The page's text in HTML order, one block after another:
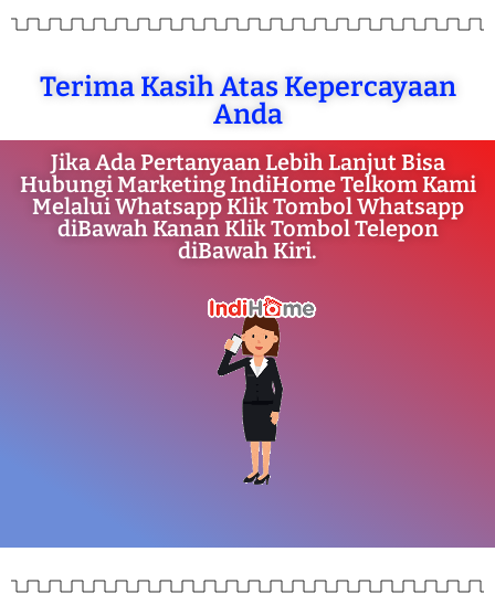
Terima Kasih Atas Kepercayaan
Anda
Jika Ada Pertanyaan Lebih Lanjut Bisa
Hubungi Marketing IndiHome Telkom Kami
Melalui Whatsapp Klik Tombol Whatsapp
diBawah Kanan Klik Tombol Telepon
diBawah Kiri.